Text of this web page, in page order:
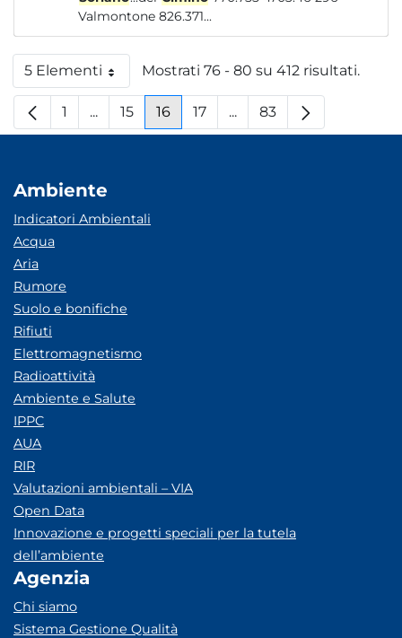
Valmontone 826.371...
5 ElementiPer paginaMostrati 76 - 80 su 412 risultati.
Pagina
1 ...Pagine intermedie
Pagina
15 Pagina
16 Pagina
17 ...Pagine intermedie
Pagina
83
Ambiente
Indicatori Ambientali
Acqua
Aria
Rumore
Suolo e bonifiche
Rifiuti
Elettromagnetismo
Radioattività
Ambiente e Salute
IPPC
AUA
RIR
Valutazioni ambientali – VIA
Open Data
Innovazione e progetti speciali per la tutela
dell’ambiente
Agenzia
Chi siamo
Sistema Gestione Qualità